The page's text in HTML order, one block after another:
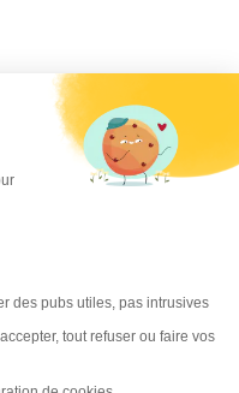
des pubs utiles, pas intrusives
tout refuser ou faire vos